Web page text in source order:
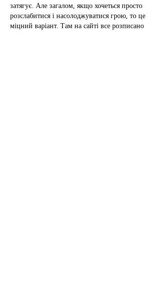
затягує. Але загалом, якщо хочеться просто
розслабитися і насолоджуватися грою, то це
міцний варіант. Там на сайті все розписано